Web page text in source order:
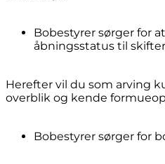
Bobestyrer sørger for
åbningsstatus til
Herefter vil du som arving
overblik og kende
Bobestyrer sørger for